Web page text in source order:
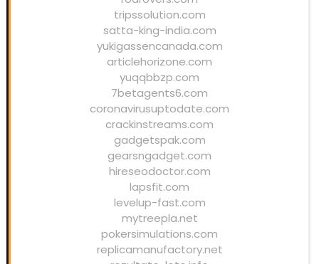
tripssolution.com
satta-king-india.com
yukigassencanada.com
articlehorizone.com
yuqqbbzp.com
7betagents6.com
coronavirusuptodate.com
crackinstreams.com
gadgetspak.com
gearsngadget.com
hireseodoctor.com
lapsfit.com
levelup-fast.com
mytreepla.net
pokersimulations.com
replicamanufactory.net